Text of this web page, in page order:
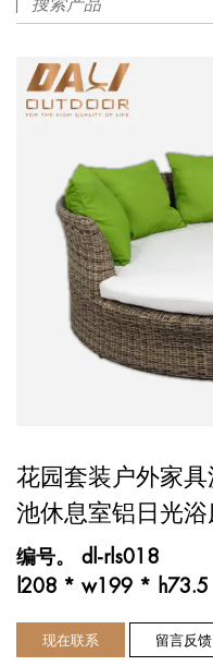
花园套装户外家
池休息室铝日光
编号。 dl-rls018
l208 * w199 * h73.5
现在联系 留言反馈